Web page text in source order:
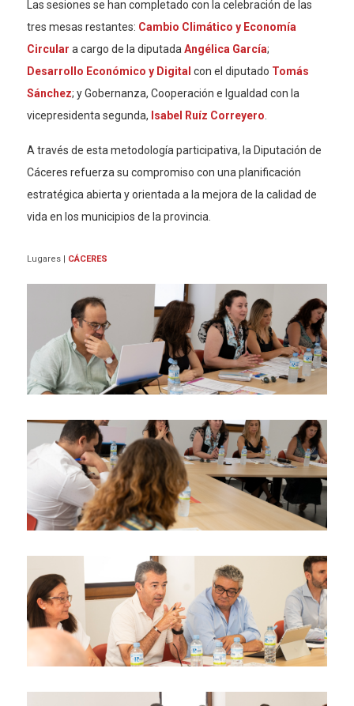
Las sesiones se han completado con la celebración de las
tres mesas restantes: Cambio Climático y Economía
Circular a cargo de la diputadaAngélica García;
Desarrollo Económico y Digital con el diputado Tomás
Sánchez; y Gobernanza, Cooperación e Igualdad con la
vicepresidenta segunda, Isabel Ruíz Correyero.
A través de esta metodología participativa, la Diputación de
Cáceres refuerza su compromiso con una planificación
estratégica abierta y orientada a la mejora de la calidad de
vida en los municipios de la provincia.
Lugares CÁCERES